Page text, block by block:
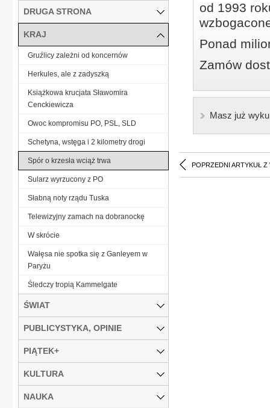
od 1993
Ponad
Zamów
Masz już
POPRZEDNI ARTYKUŁ Z
DRUGA STRONA
KRAJ
Gruźlicy zależni od koncernów
Herkules, ale z zadyszką
Książkowa krucjata Sławomira
Cenckiewicza
Owoc kompromisu PO, PSL, SLD
Schetyna, wstęga i 2 kilometry drogi
Spór o krzesła wciąż trwa
Sularz wyrzucony z PO
Słabną noty rządu Tuska
Telewizyjny zamach na dobranockę
W skrócie
Wałęsa nie spotka się z Ganleyem w
Paryżu
Śledczy tropią Kammelgate
ŚWIAT
PUBLICYSTYKA, OPINIE
PIĄTEK+
KULTURA
NAUKA